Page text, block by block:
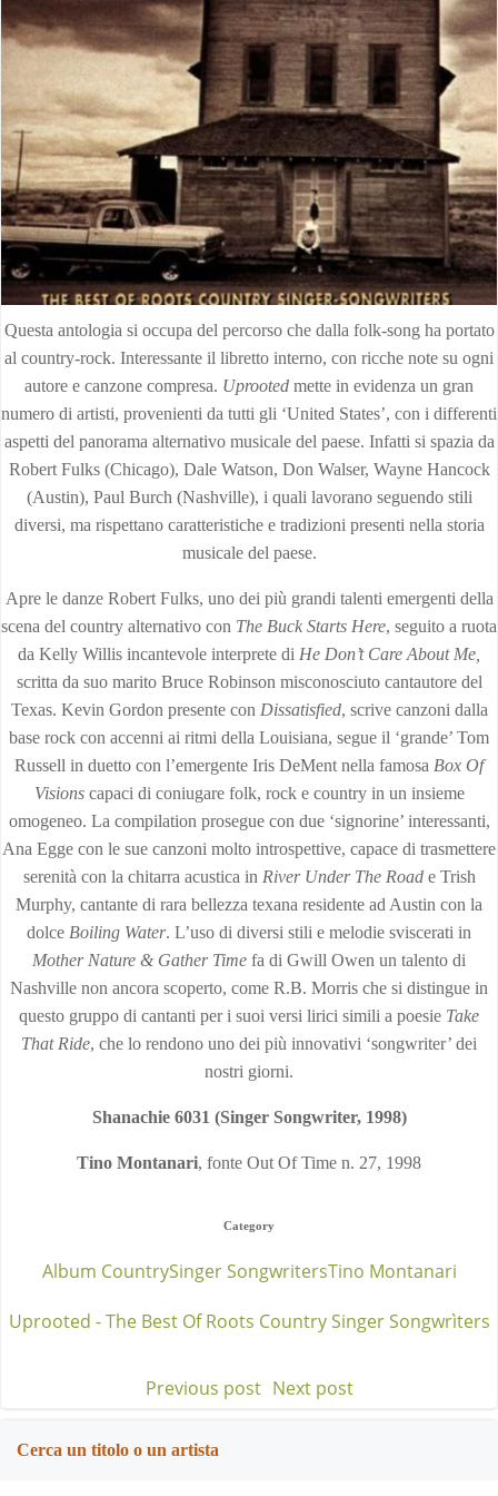
Questa antologia si occupa del percorso che dalla folk-song ha portato
al country-rock. Interessante il libretto interno, con ricche note su ogni
autore e canzone compresa. Uprooted mette in evidenza un gran
numero di artisti, provenienti da tutti gli ‘United States’, con i differenti
aspetti del panorama alternativo musicale del paese. Infatti si spazia da
Robert Fulks (Chicago), Dale Watson, Don Walser, Wayne Hancock
(Austin), Paul Burch (Nashville), i quali lavorano seguendo stili
diversi, ma rispettano caratteristiche e tradizioni presenti nella storia
musicale del paese.
Apre le danze Robert Fulks, uno dei più grandi talenti emergenti della
scena del country alternativo con The Buck Starts Here, seguito a ruota
da Kelly Willis incantevole interprete di He Don’t Care About Me,
scritta da suo marito Bruce Robinson misconosciuto cantautore del
Texas. Kevin Gordon presente con Dissatisfied, scrive canzoni dalla
base rock con accenni ai ritmi della Louisiana, segue il ‘grande’ Tom
Russell in duetto con l’emergente Iris DeMent nella famosa Box Of
Visionscapaci di coniugare folk, rock e country in un insieme
omogeneo. La compilation prosegue con due ‘signorine’ interessanti,
Ana Egge con le sue canzoni molto introspettive, capace di trasmettere
serenità con la chitarra acustica in River Under The Roade Trish
Murphy, cantante di rara bellezza texana residente ad Austin con la
dolce Boiling Water. L’uso di diversi stili e melodie sviscerati in
Mother Nature & Gather Time fa di Gwill Owen un talento di
Nashville non ancora scoperto, come R.B. Morris che si distingue in
questo gruppo di cantanti per i suoi versi lirici simili a poesie Take
That Ride, che lo rendono uno dei più innovativi ‘songwriter’ dei
nostri giorni.
Shanachie 6031 (Singer Songwriter, 1998)
Tino Montanari, fonte Out Of Time n. 27, 1998
Category
Album CountrySinger SongwritersTino Montanari
Uprooted - The Best Of Roots Country Singer Songwrìters
Post
navigation
Previous post Post
Next post
Cerca un titolo o un artista